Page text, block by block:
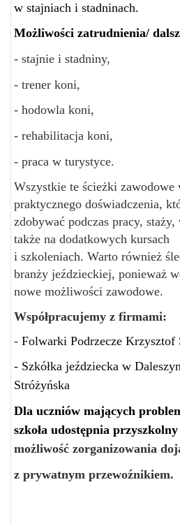
w stajniach i stadninach.
Możliwości zatrudnienia/
- stajnie i stadniny,
- trener koni,
- hodowla koni,
- rehabilitacja koni,
- praca w turystyce.
Wszystkie te ścieżki zawodowe
praktycznego doświadczenia,
zdobywać podczas pracy,
także na dodatkowych kursach
i szkoleniach. Warto również
branży jeździeckiej, ponieważ
nowe możliwości zawodowe.
Współpracujemy z firmami:
- Folwarki Podrzecze Krzysztof
- Szkółka jeździecka w
Stróżyńska
Dla uczniów mających
szkoła udostępnia
możliwość zorganizowania
z prywatnym przewoźnikiem.